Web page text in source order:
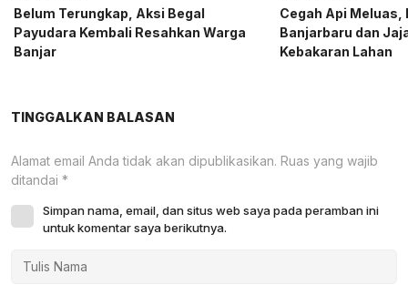
Belum Terungkap, Aksi Begal
Payudara Kembali Resahkan Warga
Banjar
Cegah Api Meluas,
Banjarbaru dan
Kebakaran Lahan
TINGGALKAN BALASAN
Alamat email Anda tidak akan dipublikasikan. Ruas yang wajib
ditandai *
Simpan nama, email, dan situs web saya pada peramban ini
untuk komentar saya berikutnya.